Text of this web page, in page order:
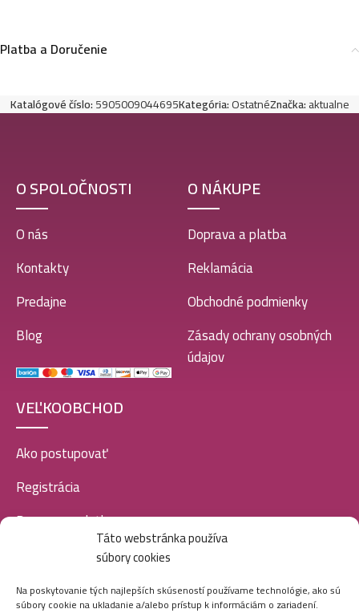
Táto webstránka používa
súbory cookies
Na poskytovanie tých najlepších skúseností používame technológie, ako sú
súbory cookie na ukladanie a/alebo prístup k informáciám o zariadení.
Platba a Doručenie
Katalógové číslo:5905009044695Kategória:OstatnéZnačka:aktualne
O SPOLOČNOSTI
O nás
Kontakty
Predajne
Blog
O NÁKUPE
Doprava a platba
Reklamácia
Obchodné podmienky
Zásady ochrany osobných
údajov
VEĽKOOBCHOD
Ako postupovať
Registrácia
Doprava a platba
SOCIÁLNE SIETE